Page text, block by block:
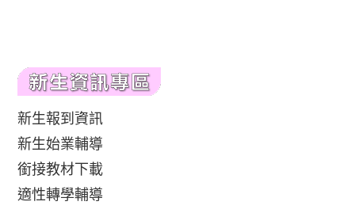
新生報到資訊
新生始業輔導
銜接教材下載
適性轉學輔導